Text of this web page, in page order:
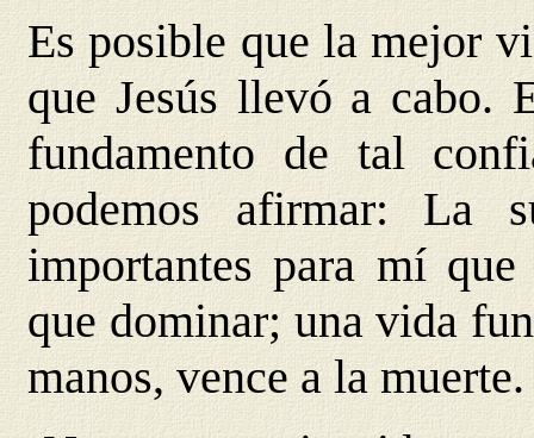
Es posible que la mejor
que Jesús llevó a cabo.
fundamento de tal
podemos afirmar: La
importantes para mí
que dominar; una vida
manos, vence a la muerte.